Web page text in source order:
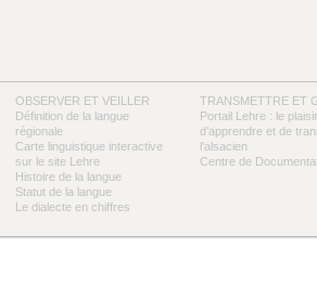
OBSERVER ET VEILLER
Définition de la langue
régionale
Carte linguistique interactive
sur le site Lehre
Histoire de la langue
Statut de la langue
Le dialecte en chiffres
TRANSMETTRE ET
Portail Lehre : le plaisir
d’apprendre et de
l’alsacien
Centre de